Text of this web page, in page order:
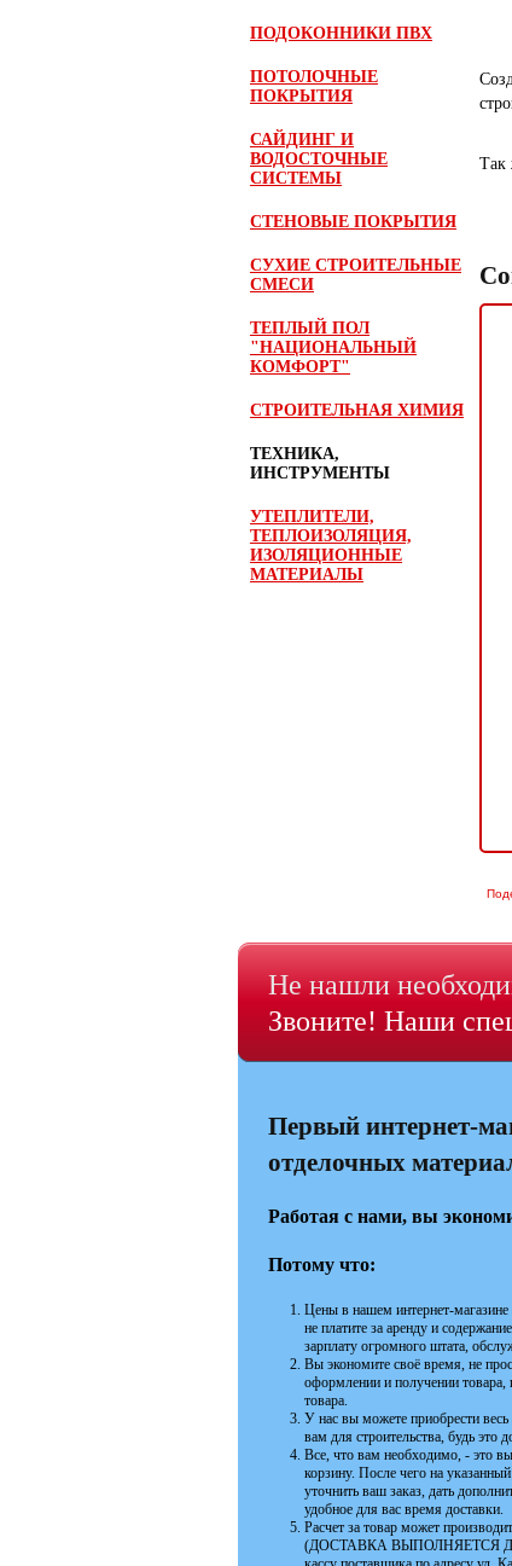
ПОДОКОННИКИ ПВХ
ПОТОЛОЧНЫЕ
ПОКРЫТИЯ
САЙДИНГ И
ВОДОСТОЧНЫЕ
СИСТЕМЫ
СТЕНОВЫЕ ПОКРЫТИЯ
СУХИЕ СТРОИТЕЛЬНЫЕ
СМЕСИ
ТЕПЛЫЙ ПОЛ
"НАЦИОНАЛЬНЫЙ
КОМФОРТ"
СТРОИТЕЛЬНАЯ ХИМИЯ
ТЕХНИКА,
ИНСТРУМЕНТЫ
УТЕПЛИТЕЛИ,
ТЕПЛОИЗОЛЯЦИЯ,
ИЗОЛЯЦИОННЫЕ
МАТЕРИАЛЫ
Так
Не нашли
Звоните! Наши
Первый интернет-
отделочных
Работая с нами, вы
Потому что:
Цены в нашем интернет-
не платите за аренду и
зарплату огромного штата,
Вы экономите своё время, не
оформлении и получении товара,
товара.
У нас вы можете приобрести
вам для строительства, будь это
Все, что вам необходимо, - это
корзину. После чего на
уточнить ваш заказ, дать
удобное для вас время доставки.
Расчет за товар может
(ДОСТАВКА ВЫПОЛНЯЕТСЯ ДО